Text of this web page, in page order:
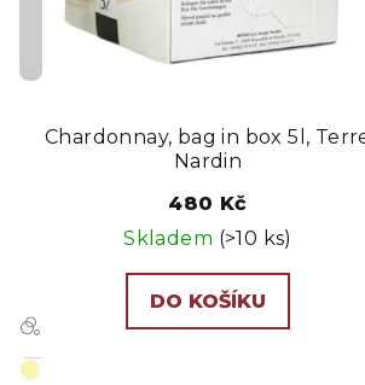
IT
Chardonnay, bag in box 5l,
Nardin
480 Kč
Skladem (>10 ks)
DO KOŠÍKU